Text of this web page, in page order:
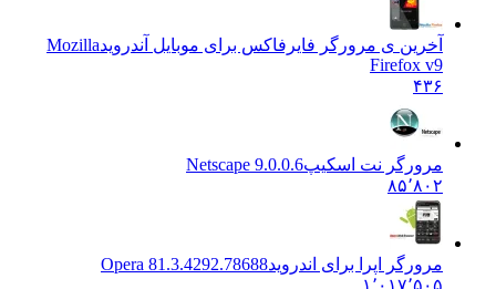
آخرین ی مرورگر فایرفاکس برای موبایل آندرویدMozilla
Firefox v9
مرورگر نت اسکیپNetscape 9.0.0.6
۸۵٬۸۰۲
مرورگر اپرا برای اندرویدOpera 81.3.4292.78688